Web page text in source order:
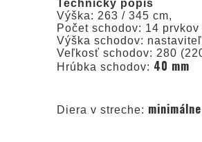
Technický popis
Výška: 263 / 345 cm,
Počet schodov: 14
Výška schodov:
Veľkosť schodov: 280
Hrúbka schodov: 40 mm
Diera v streche: